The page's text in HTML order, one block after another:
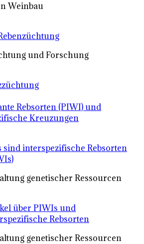
Weinbau
und Forschung
Rebsorten (PIWI) und
Kreuzungen
sind interspezifische Rebsorten
genetischer Ressourcen
über PIWIs und
Rebsorten
genetischer Ressourcen